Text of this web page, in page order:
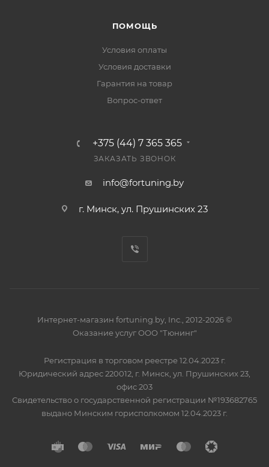
ПОМОЩЬ
Условия оплаты
Условия доставки
Гарантия на товар
Вопрос-ответ
+375 (44) 7 365 365
ЗАКАЗАТЬ ЗВОНОК
info@fortuning.by
г. Минск, ул. Прушинских 23
Интернет-магазин fortuning.by, Inc., 2012-2026 ©
Оказание услуг ООО "Тюнинг"
Регистрация в торговом реестре 12.04.2023 г.
Юридический адрес 220012, г. Минск, ул. Прушинских 23,
офис 203
Свидетельство о государственной регистрации №193682765
выдано Минским горисполкомом 12.04.2023 г.